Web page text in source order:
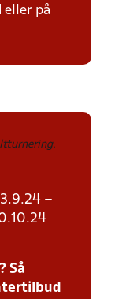
eller på
turnering.
–
Så